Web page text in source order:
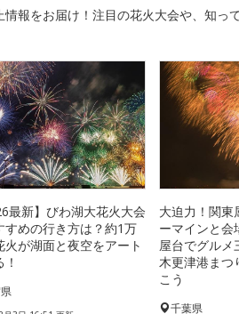
報をお届け！注目の花火大会や、知っ
最新】びわ湖大花火大会
すめの行き方は？約1万
火が湖面と夜空をアート
大迫力！関東
ーマインと会
屋台でグルメ
木更津港まつ
こう
千葉県